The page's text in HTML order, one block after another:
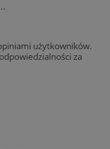
użytkowników.
za